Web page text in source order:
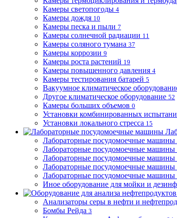
Камеры светопогоды 4
Камеры дождя 10
Камеры песка и пыли 7
Камеры солнечной радиации 11
Камеры соляного тумана 37
Камеры коррозии 9
Камеры роста растений 19
Камеры повышенного давления 4
Камеры тестирования батарей 5
Вакуумное климатическое
Другое климатическое оборудование 52
Камеры больших объемов 0
Установки комбинированных
Установки локального стресса 15
Лабораторные посудомоечные машины
Лабораторные посудомоечные машины
Лабораторные посудомоечные машины
Лабораторные посудомоечные
Лабораторные посудомоечные машины
Иное оборудование для мойки и
Анализаторы серы в нефти и
Бомбы Рейда 3